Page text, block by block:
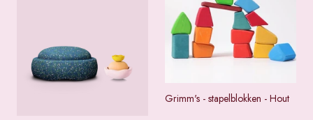
Grimm's - stapelblokken - Hout